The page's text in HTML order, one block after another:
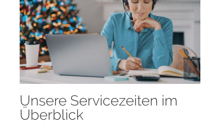
Unsere Servicezeiten im
Überblick